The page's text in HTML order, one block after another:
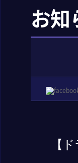
お知
【